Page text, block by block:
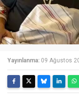
Yayınlanma: 09 Ağustos